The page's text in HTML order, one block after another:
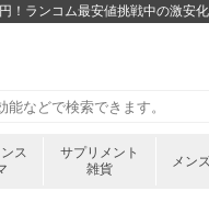
ランコム最安値挑戦中の激安化
ス
サプリメント
雑貨
メン